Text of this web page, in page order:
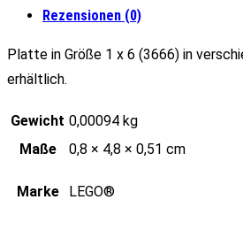
Rezensionen (0)
Platte in Größe 1 x 6 (3666) in
erhältlich.
Gewicht 0,00094 kg
Maße
0,8 × 4,8 × 0,51 cm
Marke LEGO®